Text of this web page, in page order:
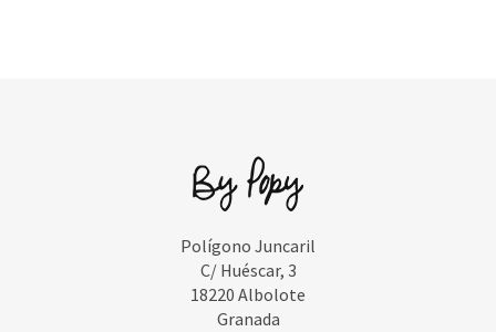
Polígono Juncaril
C/ Huéscar, 3
18220 Albolote
Granada